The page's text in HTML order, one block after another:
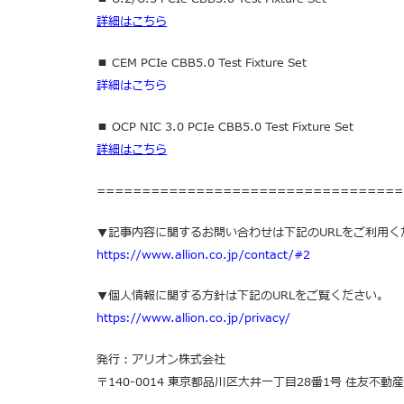
詳細はこちら
■ CEM PCIe CBB5.0 Test Fixture Set
詳細はこちら
■ OCP NIC 3.0 PCIe CBB5.0 Test Fixture Set
詳細はこちら
▼記事内容に関するお問い合わせは下記のURLをご利用く
https://www.allion.co.jp/contact/#2
▼個人情報に関する方針は下記のURLをご覧ください。
https://www.allion.co.jp/privacy/
発行：アリオン株式会社
〒140-0014 東京都品川区大井一丁目28番1号 住友不動